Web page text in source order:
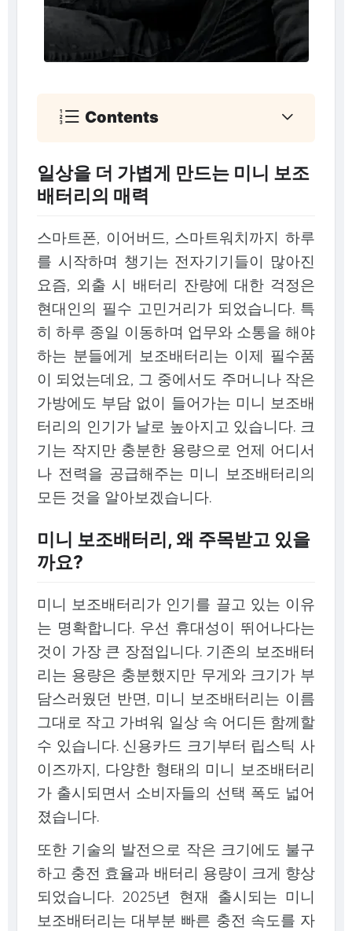
Contents
일상을 더 가볍게 만드는 미니 보조
배터리의 매력
스마트폰, 이어버드, 스마트워치까지 하루
를 시작하며 챙기는 전자기기들이 많아진
요즘, 외출 시 배터리 잔량에 대한 걱정은
현대인의 필수 고민거리가 되었습니다. 특
히 하루 종일 이동하며 업무와 소통을 해야
하는 분들에게 보조배터리는 이제 필수품
이 되었는데요, 그 중에서도 주머니나 작은
가방에도 부담 없이 들어가는 미니 보조배
터리의 인기가 날로 높아지고 있습니다. 크
기는 작지만 충분한 용량으로 언제 어디서
나 전력을 공급해주는 미니 보조배터리의
모든 것을 알아보겠습니다.
미니 보조배터리, 왜 주목받고 있을
까요?
미니 보조배터리가 인기를 끌고 있는 이유
는 명확합니다. 우선 휴대성이 뛰어나다는
것이 가장 큰 장점입니다. 기존의 보조배터
리는 용량은 충분했지만 무게와 크기가 부
담스러웠던 반면, 미니 보조배터리는 이름
그대로 작고 가벼워 일상 속 어디든 함께할
수 있습니다. 신용카드 크기부터 립스틱 사
이즈까지, 다양한 형태의 미니 보조배터리
가 출시되면서 소비자들의 선택 폭도 넓어
졌습니다.
또한 기술의 발전으로 작은 크기에도 불구
하고 충전 효율과 배터리 용량이 크게 향상
되었습니다. 2025년 현재 출시되는 미니
보조배터리는 대부분 빠른 충전 속도를 자